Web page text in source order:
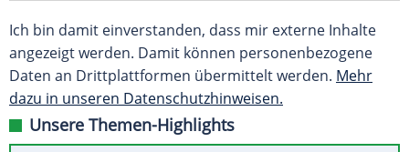
Ich bin damit einverstanden, dass mir externe Inhalte
angezeigt werden. Damit können personenbezogene
Daten an Drittplattformen übermittelt werden. Mehr
dazu in unseren Datenschutzhinweisen.
Unsere Themen-Highlights